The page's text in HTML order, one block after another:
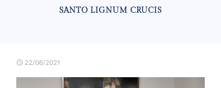
SANTO LIGNUM CRUCIS
22/06/2021